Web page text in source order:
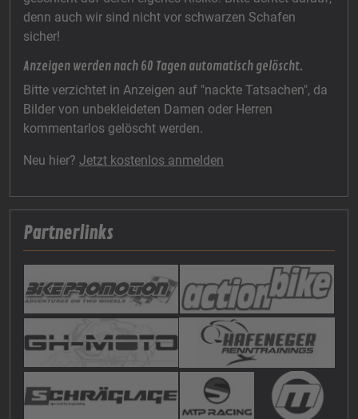
denn auch wir sind nicht vor schwarzen Schafen
sicher!
Anzeigen werden nach 60 Tagen automatisch gelöscht.
Bitte verzichtet in Anzeigen auf "nackte Tatsachen", da
Bilder von unbekleideten Damen oder Herren
kommentarlos gelöscht werden.
Neu hier? Jetzt kostenlos anmelden
Partnerlinks